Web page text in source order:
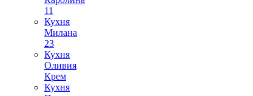
11
Кухня
Милана
23
Кухня
Оливия
Крем
Кухня